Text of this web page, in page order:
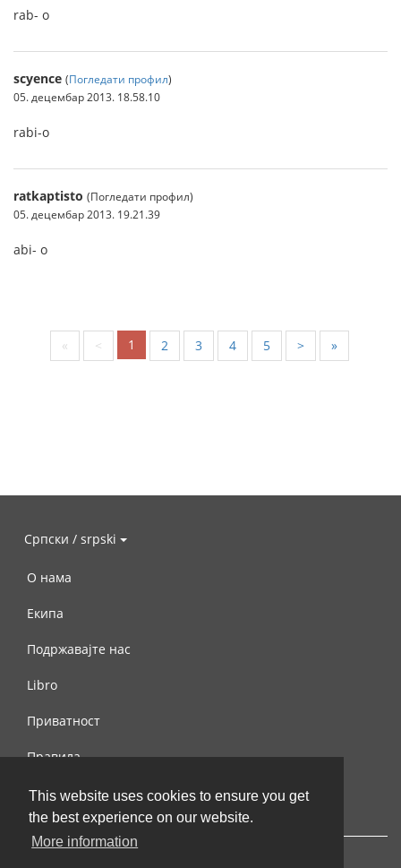
This website uses cookies to ensure you get
the best experience on our website.
More information
rab- o
scyence (Погледати профил)
05. децембар 2013. 18.58.10
rabi-o
ratkaptisto (Погледати профил)
05. децембар 2013. 19.21.39
abi- o
« < 1 2 3 4 5 > »
Српски / srpski
О нама
Екипа
Подржавајте нас
Libro
Приватност
Правила
Контактирајте нас